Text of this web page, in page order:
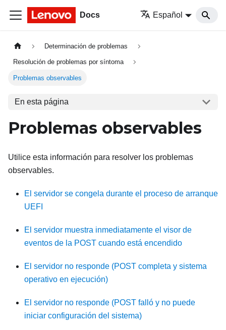
Docs Español
Determinación de problemas
Resolución de problemas por síntoma
Problemas observables
En esta página
Problemas observables
Utilice esta información para resolver los problemas
observables.
El servidor se congela durante el proceso de arranque
UEFI
El servidor muestra inmediatamente el visor de
eventos de la POST cuando está encendido
El servidor no responde (POST completa y sistema
operativo en ejecución)
El servidor no responde (POST falló y no puede
iniciar configuración del sistema)